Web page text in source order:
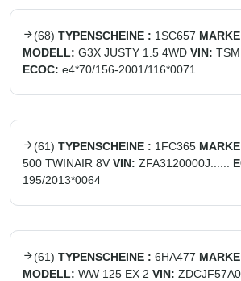
(68) TYPENSCHEINE : 1SC657
MODELL: G3X JUSTY 1.5 4WD VIN:
ECOC: e4*70/156-2001/116*0071
(61) TYPENSCHEINE : 1FC365
500 TWINAIR 8V VIN: ZFA3120000J......
195/2013*0064
(61) TYPENSCHEINE : 6HA477
MODELL: WW 125 EX 2 VIN: